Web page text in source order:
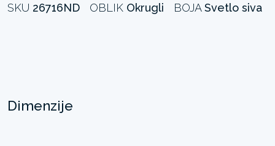
SKU 26716ND OBLIK Okrugli BOJASvetlo siva
Dimenzije